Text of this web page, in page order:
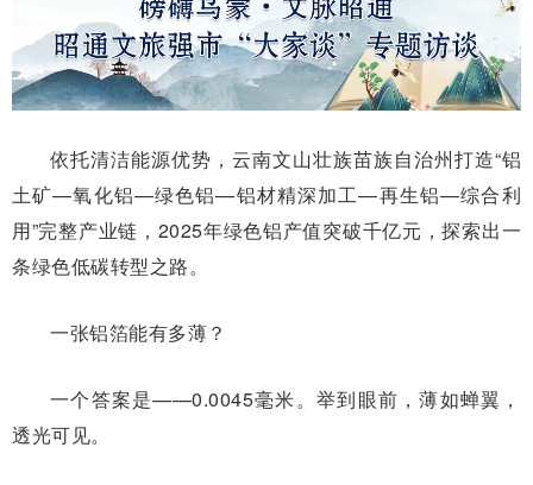
依托清洁能源优势，云南文山壮族苗族自治州打造“铝
土矿—氧化铝—绿色铝—铝材精深加工—再生铝—综合利
用”完整产业链，2025年绿色铝产值突破千亿元，探索出一
条绿色低碳转型之路。
一张铝箔能有多薄？
一个答案是——0.0045毫米。举到眼前，薄如蝉翼，
透光可见。